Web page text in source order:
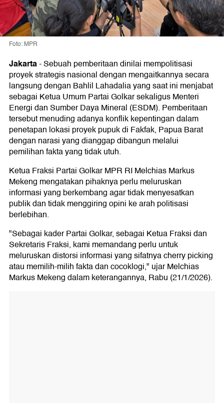
Foto: MPR
Jakarta-Sebuah pemberitaan dinilai mempolitisasi
proyek strategis nasional dengan mengaitkannya secara
langsung dengan Bahlil Lahadalia yang saat ini menjabat
sebagai Ketua Umum Partai Golkar sekaligus Menteri
Energi dan Sumber Daya Mineral (ESDM). Pemberitaan
tersebut menuding adanya konflik kepentingan dalam
penetapan lokasi proyek pupuk di Fakfak, Papua Barat
dengan narasi yang dianggap dibangun melalui
pemilihan fakta yang tidak utuh.
Ketua Fraksi Partai Golkar MPR RI Melchias Markus
Mekeng mengatakan pihaknya perlu meluruskan
informasi yang berkembang agar tidak menyesatkan
publik dan tidak menggiring opini ke arah politisasi
berlebihan.
"Sebagai kader Partai Golkar, sebagai Ketua Fraksi dan
Sekretaris Fraksi, kami memandang perlu untuk
meluruskan distorsi informasi yang sifatnya cherry picking
atau memilih-milih fakta dan cocoklogi," ujar Melchias
Markus Mekeng dalam keterangannya, Rabu (21/1/2026).